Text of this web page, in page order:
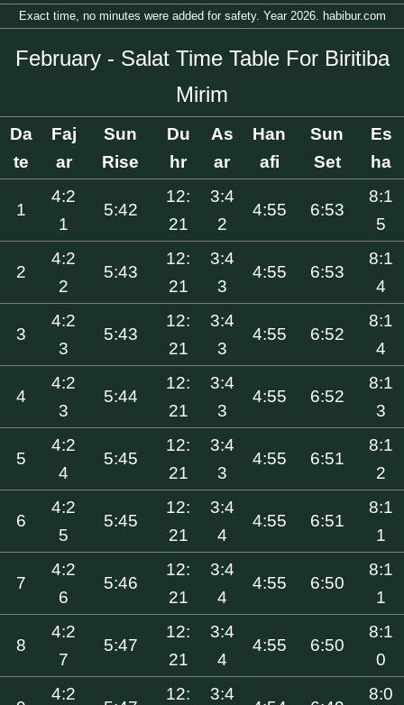
Exact time, no minutes were added for safety. Year 2026. habibur.com
February - Salat Time Table For Biritiba
Mirim
Da
te
Faj
ar
Sun
Rise
Du
hr
As
ar
Han
afi
Sun
Set
Es
ha
1
4:2
1
5:42
12:
21
3:4
2
4:55 6:53
8:1
5
2
4:2
2
5:43
12:
21
3:4
3
4:55 6:53
8:1
4
3
4:2
3
5:43
12:
21
3:4
3
4:55 6:52
8:1
4
4
4:2
3
5:44
12:
21
3:4
3
4:55 6:52
8:1
3
5
4:2
4
5:45
12:
21
3:4
3
4:55 6:51
8:1
2
6
4:2
5
5:45
12:
21
3:4
4
4:55 6:51
8:1
1
7
4:2
6
5:46
12:
21
3:4
4
4:55 6:50
8:1
1
8
4:2
7
5:47
12:
21
3:4
4
4:55 6:50
8:1
0
4:2
12:
3:4
8:0